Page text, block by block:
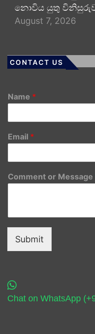
නොවිය යුතු
August 7, 2026
CONTACT US
Name *
Email *
Comment or Message
Submit
Chat on WhatsApp